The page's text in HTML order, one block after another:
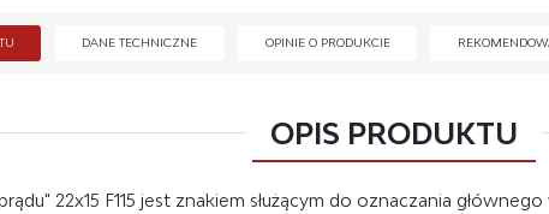
DANE TECHNICZNE OPINIE O PRODUKCIE
OPIS PRODUKTU
22x15 F115 jest znakiem służącym do oznaczania